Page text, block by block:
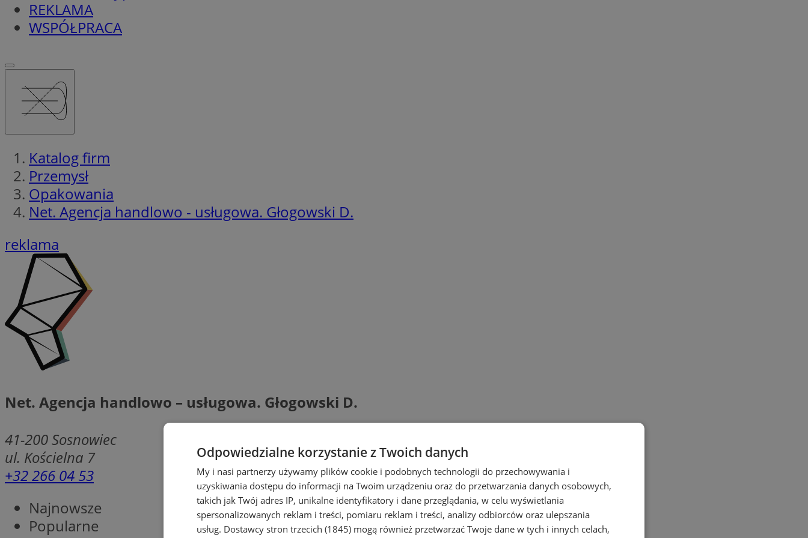
REKLAMA
WSPÓŁPRACA
Katalog firm
Przemysł
Opakowania
Net. Agencja handlowo - usługowa. Głogowski D.
reklama
Net. Agencja handlowo – usługowa. Głogowski D.
41-200Sosnowiec
ul. Kościelna 7
+32 266 04 53
Najnowsze
Popularne
Odpowiedzialne korzystanie z Twoich danych
My i nasi partnerzy używamy plików cookie i podobnych technologii do przechowywania i
uzyskiwania dostępu do informacji na Twoim urządzeniu oraz do przetwarzania danych osobowych,
takich jak Twój adres IP, unikalne identyfikatory i dane przeglądania, w celu wyświetlania
spersonalizowanych reklam i treści, pomiaru reklam i treści, analizy odbiorców oraz ulepszania
usług. Dostawcy stron trzecich (1845) mogą również przetwarzać Twoje dane w tych i innych celach,